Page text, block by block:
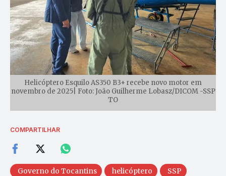
Helicóptero Esquilo AS350 B3+ recebe novo motor em
novembro de 2025| Foto: João Guilherme Lobasz/DICOM -SSP
TO
COMPARTILHAR
Governo do Tocantins helicóptero
SSP